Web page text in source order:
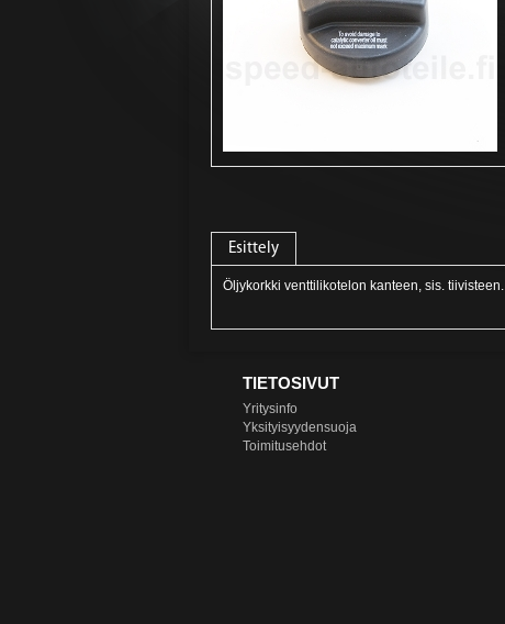
Esittely
Öljykorkki venttilikotelon kanteen, sis. tiivisteen.
TIETOSIVUT
Yritysinfo
Yksityisyydensuoja
Toimitusehdot